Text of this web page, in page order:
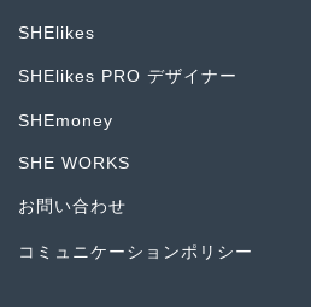
SHElikes
SHElikes PRO デザイナー
SHEmoney
SHE WORKS
お問い合わせ
コミュニケーションポリシー